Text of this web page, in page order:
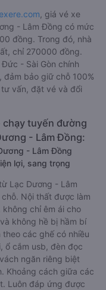
, giá vé xe
- Lâm Đồng có mức
đồng. Trong đó, nhà
chỉ 270000 đồng.
- Sài Gòn chính
đảm bảo giữ chỗ 100%
vấn, đặt vé và đổi
chạy tuyến đường
- Lâm Đồng:
- Lâm Đồng
lợi, sang trọng
Lạc Dương - Lâm
Nội thất được làm
chỉ êm ái cho
không hề bị hầm bí
các ghế có nhiều
ổ cắm usb, đèn đọc
ngăn riêng biệt
Khoảng cách giữa các
Luôn đáp ứng được